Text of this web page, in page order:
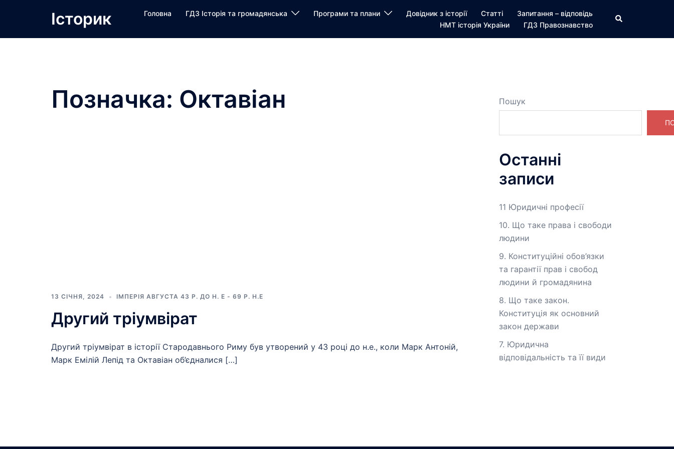
Історик Головна ГДЗ Історія та громадянська Програми та плани Довідник з історії Статті
Запитання – відповідь
НМТ історія України
ГДЗ Правознавство
Пошук
Позначка: Октавіан
13 СІЧНЯ, 2024 ІМПЕРІЯ АВГУСТА 43 Р. ДО Н. Е - 69 Р. Н.Е
Другий тріумвірат
Другий тріумвірат в історії Стародавнього Риму був утворений у 43 році до н.е., коли Марк Антоній,
Марк Емілій Лепід та Октавіан об’єдналися […]
Пошук
Останні
записи
11 Юридичні професії
10. Що таке права і свободи
людини
9. Конституційні обов’язки
та гарантії прав і свобод
людини й громадянина
8. Що таке закон.
Конституція як основний
закон держави
7. Юридична
відповідальність та її види